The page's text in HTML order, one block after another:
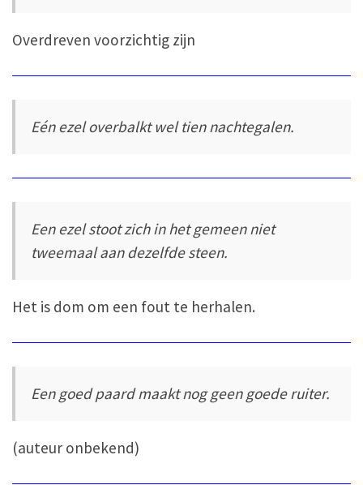
Overdreven voorzichtig zijn
Eén ezel overbalkt wel tien nachtegalen.
Een ezel stoot zich in het gemeen niet
tweemaal aan dezelfde steen.
Het is dom om een fout te herhalen.
Een goed paard maakt nog geen goede ruiter.
(auteur onbekend)